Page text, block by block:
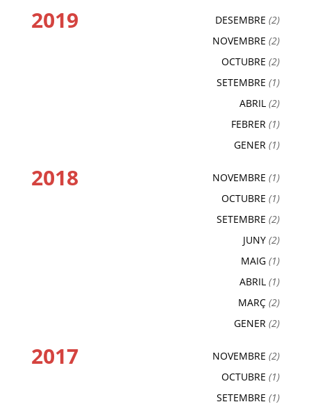
2019 DESEMBRE (2)
NOVEMBRE (2)
OCTUBRE (2)
SETEMBRE (1)
ABRIL (2)
FEBRER (1)
GENER (1)
2018 NOVEMBRE (1)
OCTUBRE (1)
SETEMBRE (2)
JUNY (2)
MAIG (1)
ABRIL (1)
MARÇ (2)
GENER (2)
2017 NOVEMBRE (2)
OCTUBRE (1)
SETEMBRE (1)